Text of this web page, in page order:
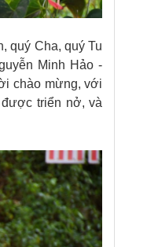
quý Cha, quý Tu
Minh Hảo -
chào mừng, với
triển nở, và